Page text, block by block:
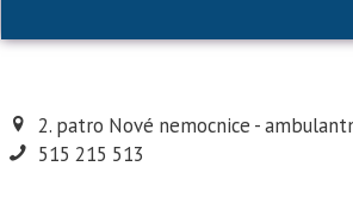
2. patro Nové nemocnice -
515 215 513